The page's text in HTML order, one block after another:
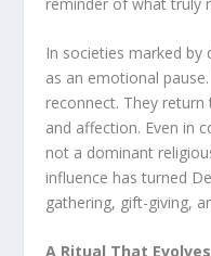
In societies marked by
as an emotional
reconnect. They
and affection. Even in
not a dominant
influence has turned
gathering, gift-giving,
A Ritual That